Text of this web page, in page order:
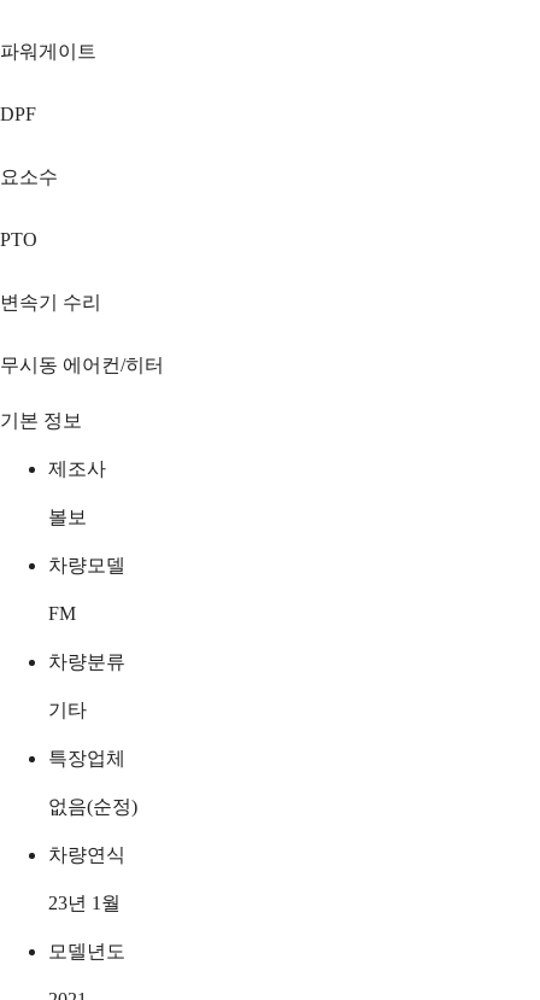
파워게이트
DPF
요소수
PTO
변속기 수리
무시동 에어컨/히터
기본 정보
제조사
볼보
차량모델
FM
차량분류
기타
특장업체
없음(순정)
차량연식
23년 1월
모델년도